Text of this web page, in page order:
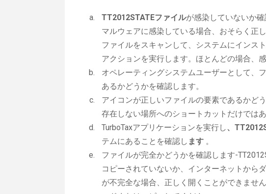
TT2012STATEファイルが感染していないか確
マルウェアに感染している場合、おそらく正
ファイルをスキャンして、システムにインス
アクションを実行します。ほとんどの場合、
オペレーティングシステムユーザーとして、
あるかどうかを確認します。
アイコンが正しいファイルの要素であるかど
存在しない場所へのショートカットだけではあ
TurboTaxアプリケーションを実行し、
テムにあることを確認し ます 。
ファイルが完全かどうかを確認します-
コピーされていないか、インターネットから
が不完全な場合、正しく開くことができませ